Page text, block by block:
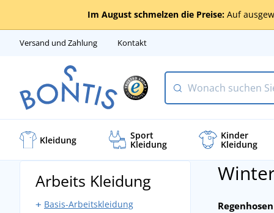
Im August schmelzen die Preise: Auf
Versand und Zahlung Kontakt
Kleidung Sport
Kleidung
Kinder
Kleidung
Arbeits Kleidung
Basis-Arbeitskleidung